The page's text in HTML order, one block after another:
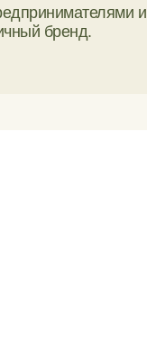
и
бренд.